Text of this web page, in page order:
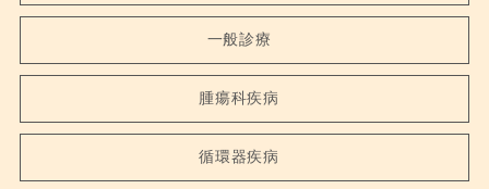
一般診療
腫瘍科疾病
循環器疾病